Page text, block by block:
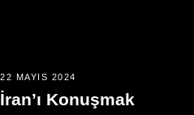
22 MAYIS 2024
İran’ı Konuşmak